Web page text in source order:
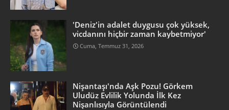
'Deniz'in adalet duygusu çok yüksek,
vicdanını hiçbir zaman kaybetmiyor'
Cuma, Temmuz 31, 2026
Nişantaşı'nda Aşk Pozu! Görkem
Uludüz Evlilik Yolunda İlk Kez
Nişanlısıyla Görüntülendi